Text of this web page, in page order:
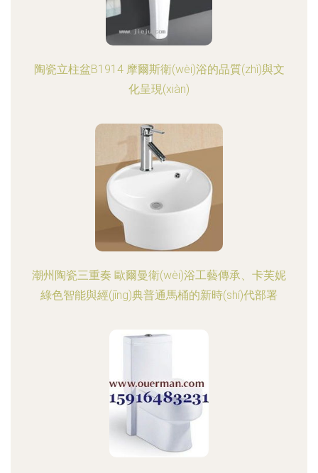
陶瓷立柱盆B1914 摩爾斯衛(wèi)浴的品質(zhì)與文
化呈現(xiàn)
潮州陶瓷三重奏 歐爾曼衛(wèi)浴工藝傳承、卡芙妮
綠色智能與經(jīng)典普通馬桶的新時(shí)代部署